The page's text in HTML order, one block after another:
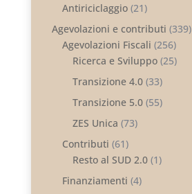
Antiriciclaggio(21)
Agevolazioni e contributi (339)
Agevolazioni Fiscali (256)
Ricerca e Sviluppo(25)
Transizione 4.0(33)
Transizione 5.0(55)
ZES Unica (73)
Contributi (61)
Resto al SUD 2.0(1)
Finanziamenti (4)